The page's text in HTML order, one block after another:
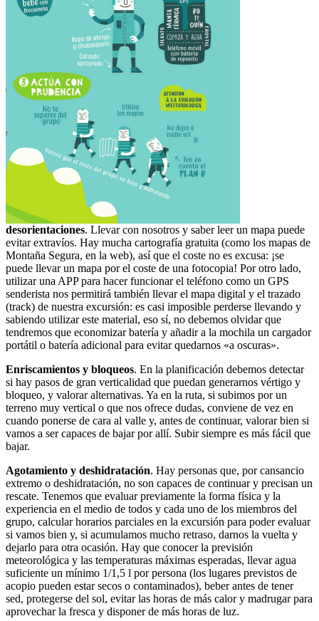
desorientaciones. Llevar con nosotros y saber leer un mapa puede
evitar extravíos. Hay mucha cartografía gratuita (como los mapas de
Montaña Segura, en la web), así que el coste no es excusa: ¡se
puede llevar un mapa por el coste de una fotocopia! Por otro lado,
utilizar una APP para hacer funcionar el teléfono como un GPS
senderista nos permitirá también llevar el mapa digital y el trazado
(track) de nuestra excursión: es casi imposible perderse llevando y
sabiendo utilizar este material, eso sí, no debemos olvidar que
tendremos que economizar batería y añadir a la mochila un cargador
portátil o batería adicional para evitar quedarnos «a oscuras».
Enriscamientos y bloqueos. En la planificación debemos detectar
si hay pasos de gran verticalidad que puedan generarnos vértigo y
bloqueo, y valorar alternativas. Ya en la ruta, si subimos por un
terreno muy vertical o que nos ofrece dudas, conviene de vez en
cuando ponerse de cara al valle y, antes de continuar, valorar bien si
vamos a ser capaces de bajar por allí. Subir siempre es más fácil que
bajar.
Agotamiento y deshidratación. Hay personas que, por cansancio
extremo o deshidratación, no son capaces de continuar y precisan un
rescate. Tenemos que evaluar previamente la forma física y la
experiencia en el medio de todos y cada uno de los miembros del
grupo, calcular horarios parciales en la excursión para poder evaluar
si vamos bien y, si acumulamos mucho retraso, darnos la vuelta y
dejarlo para otra ocasión. Hay que conocer la previsión
meteorológica y las temperaturas máximas esperadas, llevar agua
suficiente un mínimo 1/1,5 l por persona (los lugares previstos de
acopio pueden estar secos o contaminados), beber antes de tener
sed, protegerse del sol, evitar las horas de más calor y madrugar para
aprovechar la fresca y disponer de más horas de luz.